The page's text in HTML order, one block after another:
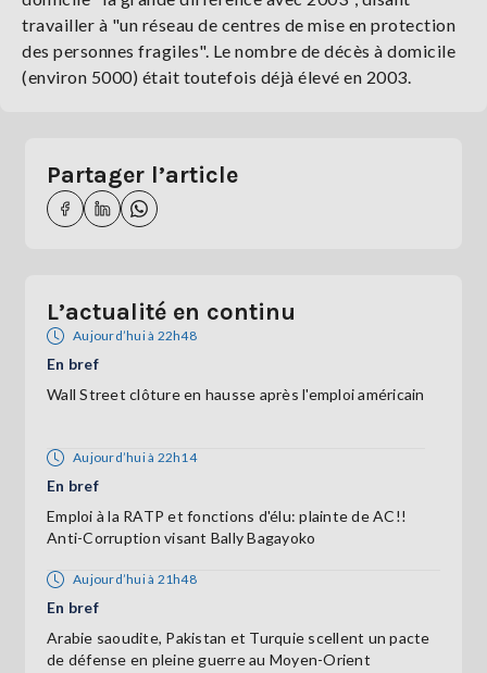
travailler à "un réseau de centres de mise en protection
des personnes fragiles". Le nombre de décès à domicile
(environ 5000) était toutefois déjà élevé en 2003.
Partager l’article
L’actualité en continu
Aujourd’hui à 22h48
En bref
Wall Street clôture en hausse après l'emploi américain
Aujourd’hui à 22h14
En bref
Emploi à la RATP et fonctions d'élu: plainte de AC!!
Anti-Corruption visant Bally Bagayoko
Aujourd’hui à 21h48
En bref
Arabie saoudite, Pakistan et Turquie scellent un pacte
de défense en pleine guerre au Moyen-Orient